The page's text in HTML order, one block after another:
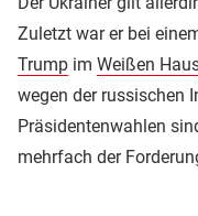
Zuletzt war er bei
Trump im Weißen
wegen der russischen
Präsidentenwahlen
mehrfach der